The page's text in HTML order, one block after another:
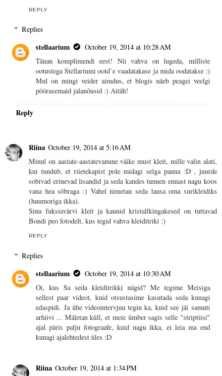
REPLY
Replies
stellaarium
October 19, 2014 at 10:28 AM
Tänan komplimendi eest! Nii vahva on lugeda, milliste
ootustega Stellariumi ootd`e vaadatakase ja mida oodatakse :)
Mul on mingi veider aimdus, et blogis näeb peagei veelgi
pöörasemaid jalanõusid :) Aitäh!
Reply
Riina October 19, 2014 at 5:16 AM
Minul on aastate-aastatevanune väike must kleit, mille valin alati,
kui tundub, et riietekapist pole midagi selga panna :D , juurde
sobivad erinevad lisandid ja seda kandes tunnen ennast nagu koos
vana hea sõbraga :) Vahel nimetan seda lausa oma surikleidiks
(huumoriga ikka).
Sinu fuksiavärvi kleit ja kaunid kristallkingakesed on tuttavad
Bondi peo fotodelt, kus tegid vahva kleiditriki :)
REPLY
Replies
stellaarium
October 19, 2014 at 10:30 AM
Oi, kus Sa seda kleiditrikki nägid? Me tegime Meisiga
sellest paar videot, kuid otsustasime kasutada seda kunagi
edaspidi. Ja ühe videointervjuu tegin ka, kuid see jäi samuti
arhiivi ... Mäletan küll, et meie ümber sagis selle "striptiisi"
ajal päris palju fotograafe, kuid nagu ikka, ei leia ma end
kunagi ajalehtedest üles :D
Riina October 19, 2014 at 1:34 PM